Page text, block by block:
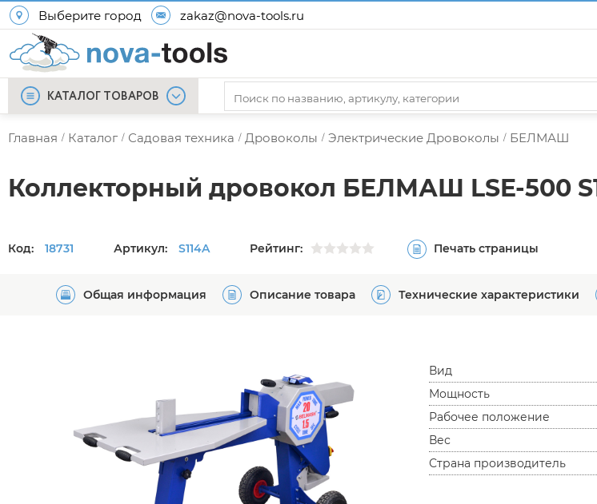
Выберите город zakaz@nova-tools.ru
КАТАЛОГ ТОВАРОВ
Главная / Каталог / Садовая техника / Дровоколы / Электрические Дровоколы / БЕЛМАШ
Коллекторный дровокол БЕЛМАШ LSE-500
Код: 18731 Артикул: S114A Рейтинг: Печать страницы
Общая информация Описание товара Технические характеристики
Вид
Мощность
Рабочее положение
Вес
Страна производитель